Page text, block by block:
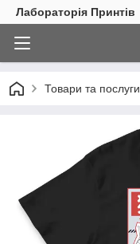
Лабораторія Принтів
Товари та послуги